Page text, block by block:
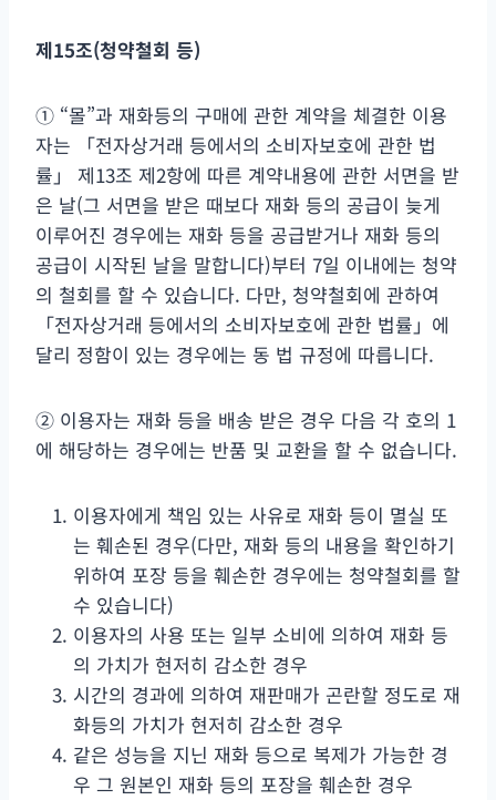
제15조(청약철회 등)
① “몰”과 재화등의 구매에 관한 계약을 체결한 이용
자는 「전자상거래 등에서의 소비자보호에 관한 법
률」 제13조 제2항에 따른 계약내용에 관한 서면을 받
은 날(그 서면을 받은 때보다 재화 등의 공급이 늦게
이루어진 경우에는 재화 등을 공급받거나 재화 등의
공급이 시작된 날을 말합니다)부터 7일 이내에는 청약
의 철회를 할 수 있습니다. 다만, 청약철회에 관하여
「전자상거래 등에서의 소비자보호에 관한 법률」에
달리 정함이 있는 경우에는 동 법 규정에 따릅니다.
② 이용자는 재화 등을 배송 받은 경우 다음 각 호의 1
에 해당하는 경우에는 반품 및 교환을 할 수 없습니다.
이용자에게 책임 있는 사유로 재화 등이 멸실 또
는 훼손된 경우(다만, 재화 등의 내용을 확인하기
위하여 포장 등을 훼손한 경우에는 청약철회를 할
수 있습니다)
이용자의 사용 또는 일부 소비에 의하여 재화 등
의 가치가 현저히 감소한 경우
시간의 경과에 의하여 재판매가 곤란할 정도로 재
화등의 가치가 현저히 감소한 경우
같은 성능을 지닌 재화 등으로 복제가 가능한 경
우 그 원본인 재화 등의 포장을 훼손한 경우